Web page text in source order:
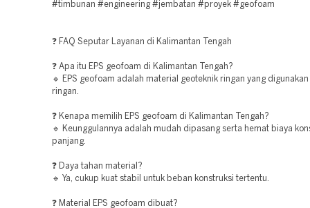
#timbunan #engineering #jembatan #proyek #geofoam
❓ FAQ Seputar Layanan di Kalimantan Tengah
❓ Apa itu EPS geofoam di Kalimantan Tengah?
🔹 EPS geofoam adalah material geoteknik ringan yang
ringan.
❓ Kenapa memilih EPS geofoam di Kalimantan Tengah?
🔹 Keunggulannya adalah mudah dipasang serta hemat biaya
panjang.
❓ Daya tahan material?
🔹 Ya, cukup kuat stabil untuk beban konstruksi tertentu.
❓ Material EPS geofoam dibuat?